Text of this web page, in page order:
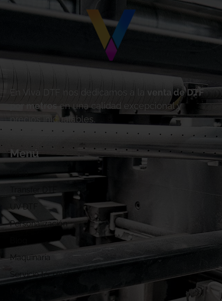
En Viva DTF nos dedicamos a la
venta de DTF
por metros
en una calidad excepcional y
precios inigualables.
Menú
UV DTF
Personalización
Maquinaria
Servicio técnico